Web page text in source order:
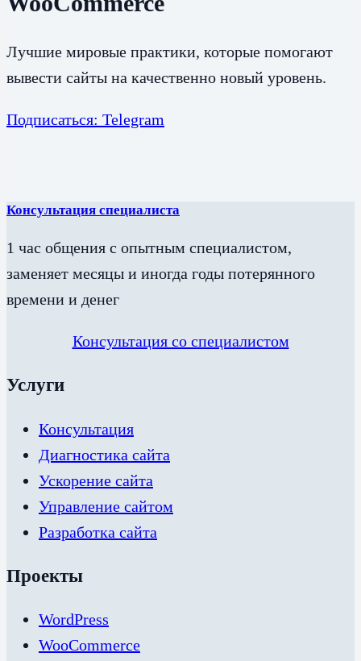
Лучшие мировые практики, которые помогают
вывести сайты на качественно новый уровень.
Подписаться: Telegram
Консультация специалиста
1 час общения с опытным специалистом,
заменяет месяцы и иногда годы потерянного
времени и денег
Консультация со специалистом
Услуги
Консультация
Диагностика сайта
Ускорение сайта
Управление сайтом
Разработка сайта
Проекты
WordPress
WooCommerce